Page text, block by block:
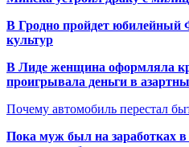
В Гродно пройдет юбилейный
культур
В Лиде женщина оформляла
проигрывала деньги в
Почему автомобиль перестал
Пока муж был на заработках